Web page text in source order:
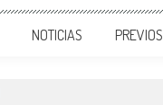
NOTICIAS PREVIOS